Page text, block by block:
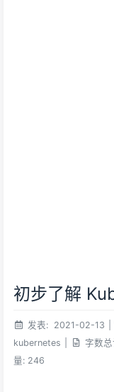
初步了解
发表: 2021-02-13
kubernetes
字数
量: 246